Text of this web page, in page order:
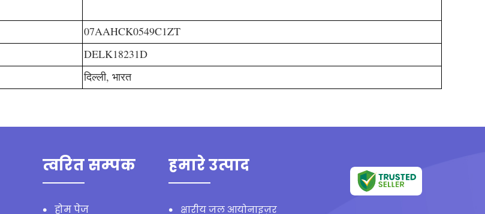
07AAHCK0549C1ZT
DELK18231D
दिल्ली, भारत
त्वरित सम्पक
होम पेज
हमारे उत्पाद
क्षारीय जल आयोनाइज़र